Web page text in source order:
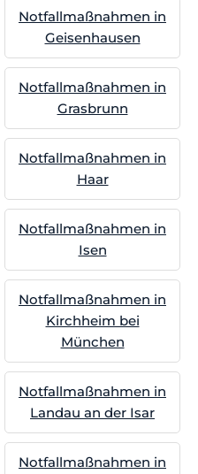
Notfallmaßnahmen in
Geisenhausen
Notfallmaßnahmen in
Grasbrunn
Notfallmaßnahmen in
Haar
Notfallmaßnahmen in
Isen
Notfallmaßnahmen in
Kirchheim bei
München
Notfallmaßnahmen in
Landau an der Isar
Notfallmaßnahmen in